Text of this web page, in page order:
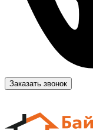
Заказать звонок